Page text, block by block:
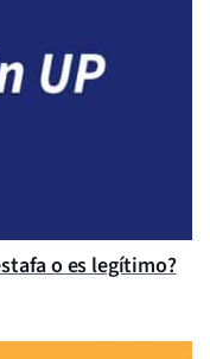
o es legítimo?